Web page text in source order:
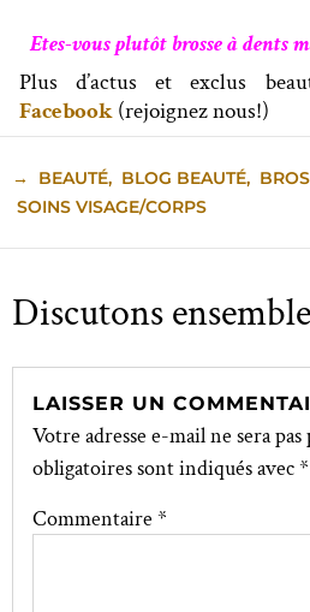
Etes-vous plutôt brosse à dents
Plus d’actus et exclus
Facebook (rejoignez nous!)
→ BEAUTÉ, BLOG BEAUTÉ,
SOINS VISAGE/CORPS
Discutons
LAISSER UN
Votre adresse e-mail ne sera pas
obligatoires sont indiqués avec*
Commentaire *